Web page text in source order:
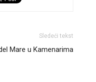
Sledeći tekst
Mare u Kamenarima